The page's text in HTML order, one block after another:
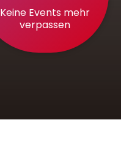
Keine Events mehr
verpassen